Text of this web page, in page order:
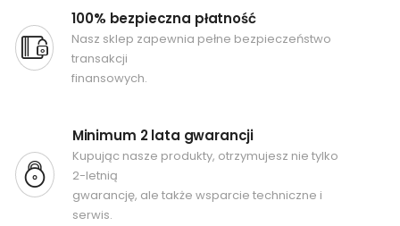
100% bezpieczna płatność
Nasz sklep zapewnia pełne bezpieczeństwo
transakcji
finansowych.
Minimum 2 lata gwarancji
Kupując nasze produkty, otrzymujesz nie tylko
2-letnią
gwarancję, ale także wsparcie techniczne i
serwis.